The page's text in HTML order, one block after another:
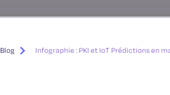
Blog Infographie : PKI et IoT Prédictions en